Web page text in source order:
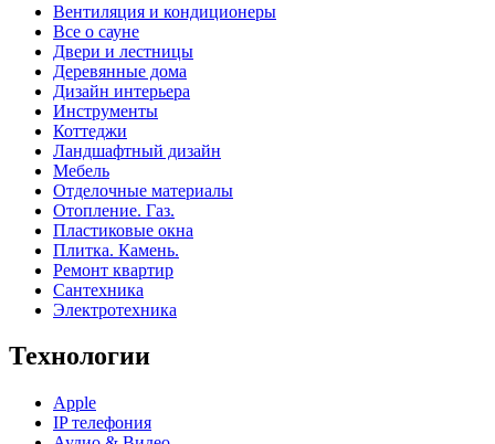
Вентиляция и кондиционеры
Все о сауне
Двери и лестницы
Деревянные дома
Дизайн интерьера
Инструменты
Коттеджи
Ландшафтный дизайн
Мебель
Отделочные материалы
Отопление. Газ.
Пластиковые окна
Плитка. Камень.
Ремонт квартир
Сантехника
Электротехника
Технологии
Apple
IP телефония